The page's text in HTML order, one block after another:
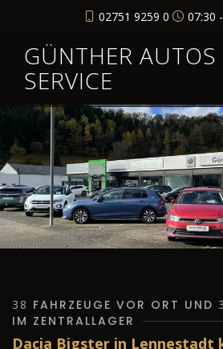
02751 9259 0 07:30
GÜNTHER
SERVICE
38 FAHRZEUGE VOR ORT UND
IM ZENTRALLAGER
Dacia Bigster in Lennestadt